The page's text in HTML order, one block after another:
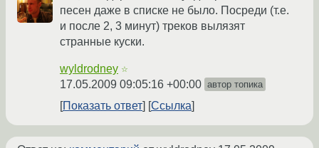
песен даже в списке не было. Посреди (т.е.
и после 2, 3 минут) треков вылязят
странные куски.
wyldrodney ☆
17.05.2009 09:05:16 +00:00 автор топика
Показать ответ Ссылка